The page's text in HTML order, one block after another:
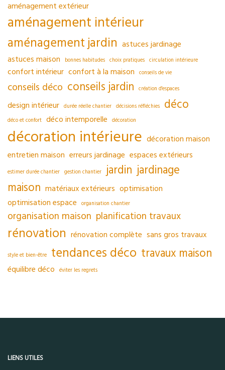
aménagement extérieur
aménagement intérieur
aménagement jardin astuces jardinage
astuces maison
bonnes habitudes choix pratiques circulation intérieure
confort intérieur confort à la maison conseils de vie
conseils déco conseils jardin création d'espaces
design intérieur durée réelle chantier décisions réfléchies déco
déco et confort déco intemporelle décoration
décoration intérieure décoration maison
entretien maison erreurs jardinage espaces extérieurs
estimer durée chantier gestion chantier jardin jardinage
maison matériaux extérieurs optimisation
optimisation espace
organisation chantier
organisation maison planification travaux
rénovation rénovation complète sans gros travaux
style et bien-être tendances déco travaux maison
équilibre déco éviter les regrets
LIENS UTILES